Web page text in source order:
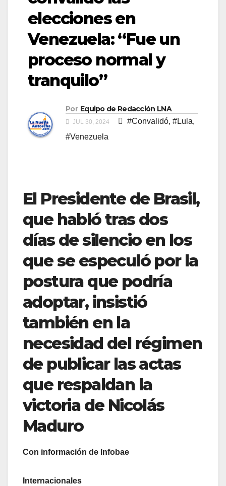
elecciones en
Venezuela: “Fue un
proceso normal y
tranquilo”
Por Equipo de Redacción LNA
JUL 30, 2024 #Convalidó, #Lula,
#Venezuela
El Presidente de Brasil,
que habló tras dos
días de silencio en los
que se especuló por la
postura que podría
adoptar, insistió
también en la
necesidad del régimen
de publicar las actas
que respaldan la
victoria de Nicolás
Maduro
Con información de Infobae
Internacionales